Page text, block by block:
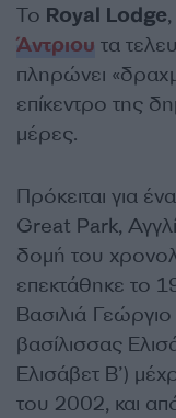
Το Royal Lodge
Άντριου τα
πληρώνει
επίκεντρο της
μέρες.
Πρόκειται για
Great Park,
δομή του
επεκτάθηκε το
Βασιλιά Γεώργιο
βασίλισσας
Ελισάβετ Β’)
του 2002, και